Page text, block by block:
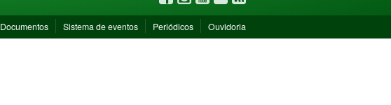
Documentos Sistema de eventos Periódicos Ouvidoria